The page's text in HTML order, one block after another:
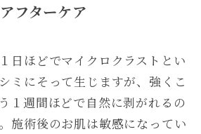
アフターケア
日ほどでマイクロクラストとい
ミにそって生じますが、強くこ
１週間ほどで自然に剥がれるの
施術後のお肌は敏感になってい